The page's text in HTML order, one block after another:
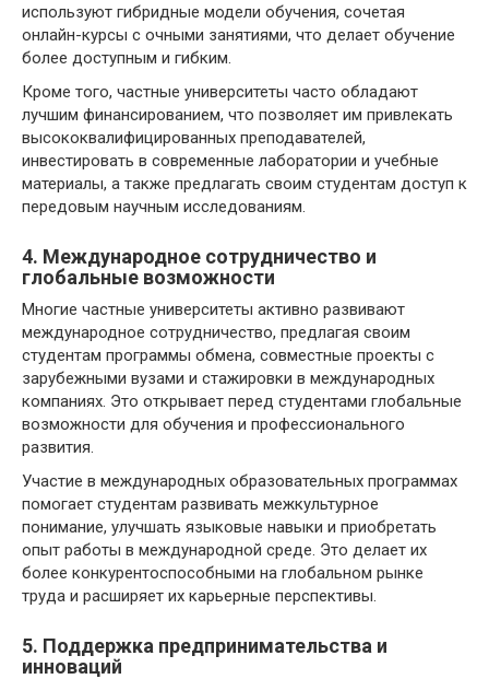
используют гибридные модели обучения, сочетая
онлайн-курсы с очными занятиями, что делает обучение
более доступным и гибким.
Кроме того, частные университеты часто обладают
лучшим финансированием, что позволяет им привлекать
высококвалифицированных преподавателей,
инвестировать в современные лаборатории и учебные
материалы, а также предлагать своим студентам доступ к
передовым научным исследованиям.
4. Международное сотрудничество и
глобальные возможности
Многие частные университеты активно развивают
международное сотрудничество, предлагая своим
студентам программы обмена, совместные проекты с
зарубежными вузами и стажировки в международных
компаниях. Это открывает перед студентами глобальные
возможности для обучения и профессионального
развития.
Участие в международных образовательных программах
помогает студентам развивать межкультурное
понимание, улучшать языковые навыки и приобретать
опыт работы в международной среде. Это делает их
более конкурентоспособными на глобальном рынке
труда и расширяет их карьерные перспективы.
5. Поддержка предпринимательства и
инноваций